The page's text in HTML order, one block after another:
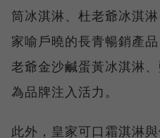
筒冰淇淋、杜老爺冰淇
家喻戶曉的長青暢銷產
老爺金沙鹹蛋黃冰淇淋
為品牌注入活力。
此外，皇家可口霜淇淋